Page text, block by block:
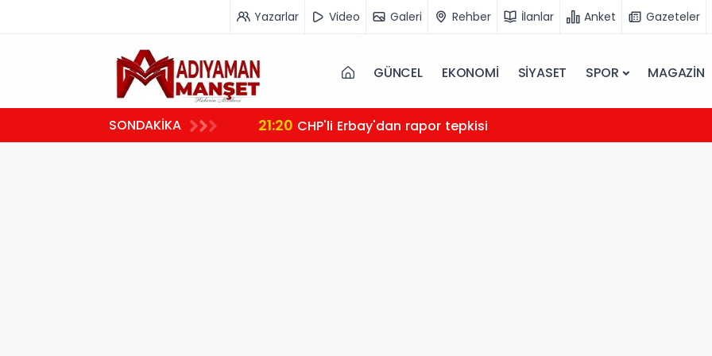
Yazarlar Video Galeri Rehber İlanlar Anket Gazeteler
GÜNCEL EKONOMİ SİYASET SPOR MAGAZİN
SONDAKİKA 21:20 CHP'li Erbay'dan rapor tepkisi